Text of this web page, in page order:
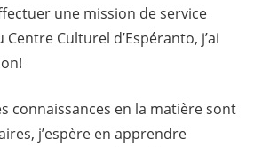
une mission de service
Culturel d’Espéranto, j’ai
connaissances en la matière sont
j’espère en apprendre